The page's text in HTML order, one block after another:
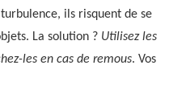
ils risquent de se
La solution ? Utilisez les
les en cas de remous. Vos